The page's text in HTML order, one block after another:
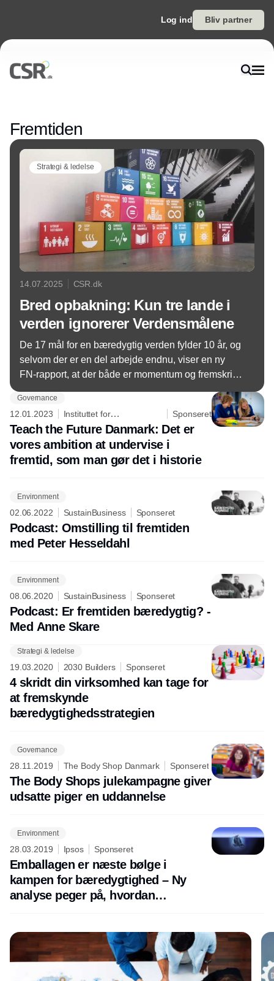
Log ind Bliv partner
Fremtiden
Strategi & ledelse
14.07.2025 CSR.dk
Bred opbakning: Kun tre lande i
verden ignorerer Verdensmålene
De 17 mål for en bæredygtig verden fylder 10 år, og
selvom der er en del arbejde endnu, viser en ny
FN-rapport, at der både er momentum og fremskridt
Governance
12.01.2023
Instituttet for
Fremtidsforskning
Sponseret
Teach the Future Danmark: Det er
vores ambition at undervise i
fremtid, som man gør det i historie
Environment
02.06.2022 SustainBusiness Sponseret
Podcast: Omstilling til fremtiden
med Peter Hesseldahl
Environment
08.06.2020 SustainBusiness Sponseret
Podcast: Er fremtiden bæredygtig? -
Med Anne Skare
Strategi & ledelse
19.03.2020 2030 Builders Sponseret
4 skridt din virksomhed kan tage for
at fremskynde
bæredygtighedsstrategien
Governance
28.11.2019 The Body Shop Danmark Sponseret
The Body Shops julekampagne giver
udsatte piger en uddannelse
Environment
28.03.2019 Ipsos Sponseret
Emballagen er næste bølge i
kampen for bæredygtighed – Ny
analyse peger på, hvordan